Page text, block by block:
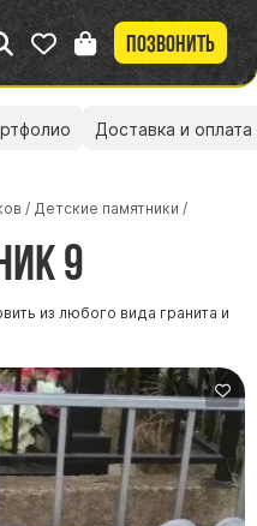
Позвонить
Доставка и оплата
/ Детские памятники /
9
из любого вида гранита и